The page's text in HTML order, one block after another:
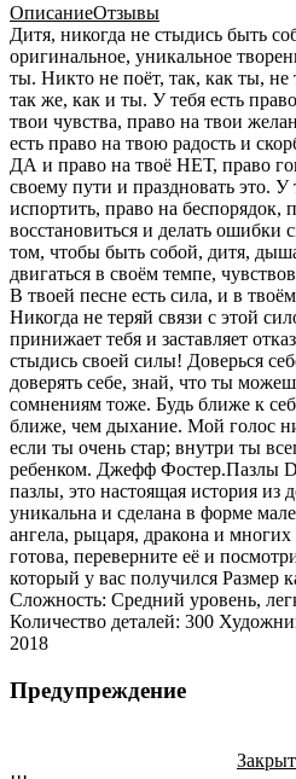
ОписаниеОтзывы
Дитя, никогда не стыдись быть
оригинальное, уникальное
ты. Никто не поёт, так, как ты, не
так же, как и ты. У тебя есть
твои чувства, право на твои
есть право на твою радость и
ДА и право на твоё НЕТ, право
своему пути и праздновать это. У
испортить, право на беспорядок,
восстановиться и делать ошибки
том, чтобы быть собой, дитя,
двигаться в своём темпе,
В твоей песне есть сила, и в
Никогда не теряй связи с этой
принижает тебя и заставляет
стыдись своей силы! Доверься
доверять себе, знай, что ты
сомнениям тоже. Будь ближе к
ближе, чем дыхание. Мой голос
если ты очень стар; внутри ты
ребенком. Джефф Фостер.Пазлы
пазлы, это настоящая история из
уникальна и сделана в форме
ангела, рыцаря, дракона и многих
готова, переверните её и
который у вас получился Размер
Cложность: Средний уровень,
Количество деталей: 300
2018
Предупреждение